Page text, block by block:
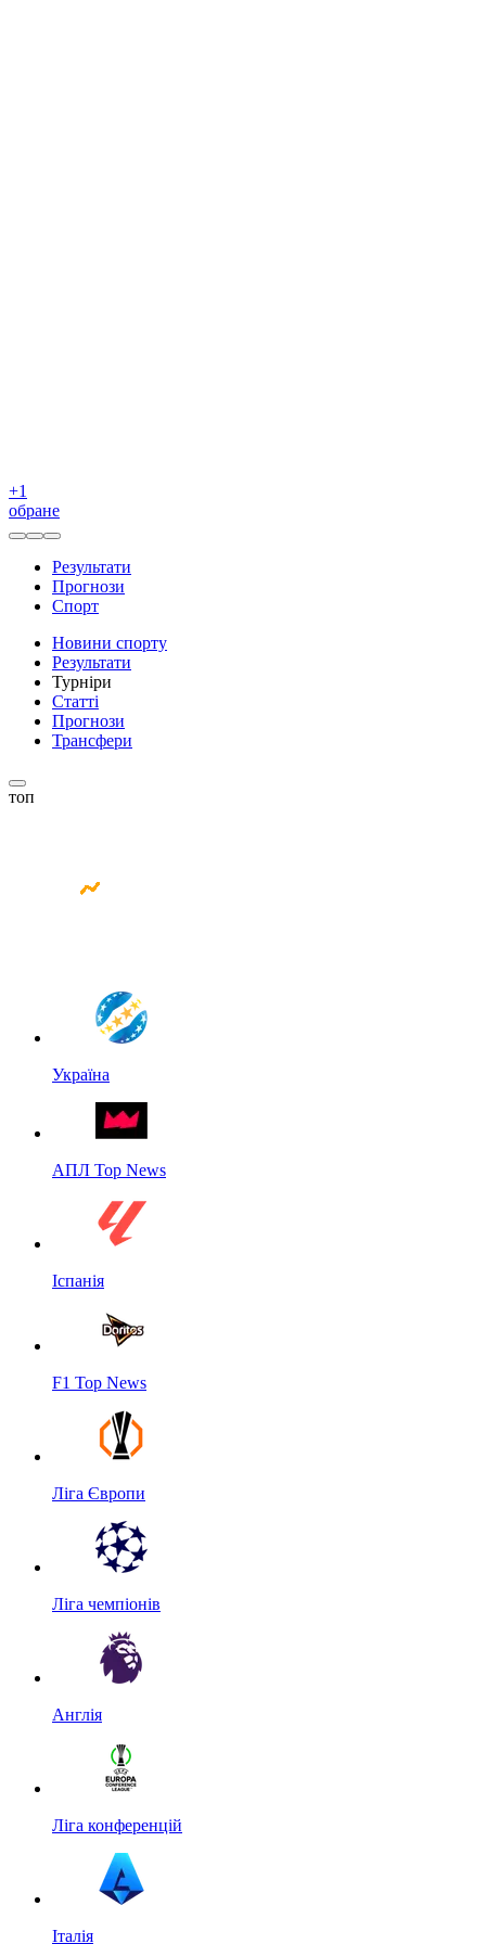
+1
обране
Результати
Прогнози
Спорт
Новини спорту
Результати
Турніри
Статті
Прогнози
Трансфери
топ
Україна
АПЛ Top News
Іспанія
F1 Top News
Ліга Європи
Ліга чемпіонів
Англія
Ліга конференцій
Італія